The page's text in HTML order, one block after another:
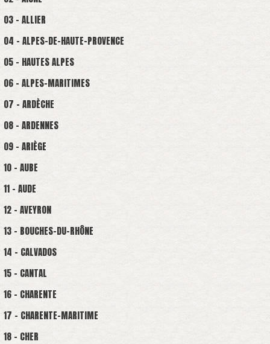
03 - ALLIER
04 - ALPES-DE-HAUTE-PROVENCE
05 - HAUTES ALPES
06 - ALPES-MARITIMES
07 - ARDÈCHE
08 - ARDENNES
09 - ARIÈGE
10 - AUBE
11 - AUDE
12 - AVEYRON
13 - BOUCHES-DU-RHÔNE
14 - CALVADOS
15 - CANTAL
16 - CHARENTE
17 - CHARENTE-MARITIME
18 - CHER